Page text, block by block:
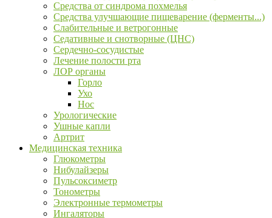
Средства от синдрома похмелья
Средства улучшающие пищеварение (ферменты...)
Слабительные и ветрогонные
Седативные и снотворные (ЦНС)
Сердечно-сосудистые
Лечение полости рта
ЛОР органы
Горло
Ухо
Нос
Урологические
Ушные капли
Артрит
Медицинская техника
Глюкометры
Нибулайзеры
Пульсоксиметр
Тонометры
Электронные термометры
Ингаляторы